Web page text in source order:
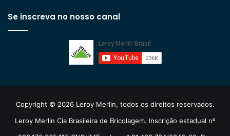
Se inscreva no nosso canal
Copyright © 2026 Leroy Merlin, todos os direitos reservados.
Leroy Merlin Cia Brasileira de Bricolagem. Inscrição estadual nº